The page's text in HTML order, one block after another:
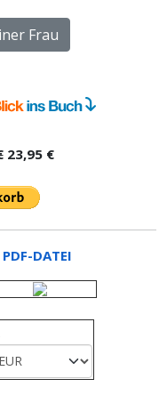
Frau
23,95 €
PDF-DATEI